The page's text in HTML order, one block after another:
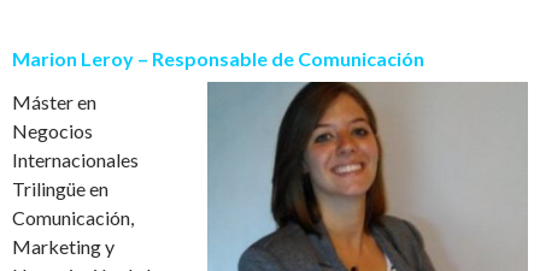
Marion Leroy – Responsable de Comunicación
Máster en
Negocios
Internacionales
Trilingüe en
Comunicación,
Marketing y